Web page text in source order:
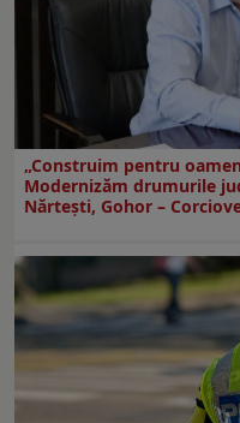
„Construim pentru
Modernizăm drumurile
Nărtești, Gohor –